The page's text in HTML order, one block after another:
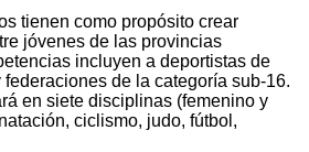
tienen como propósito crear
jóvenes de las provincias
incluyen a deportistas de
de la categoría sub-16.
en siete disciplinas (femenino y
ciclismo, judo, fútbol,